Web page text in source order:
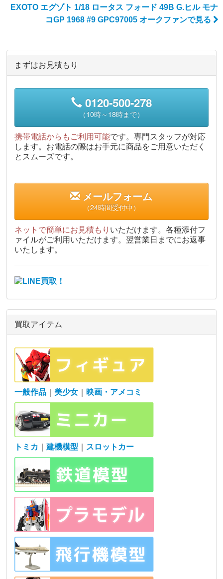
EXOTO エグゾト 1/18 ロータス フォード 49B G.ヒル モナ
コGP 1968 #9 GPC97005 オークファンで見る
まずはお見積もり
0120-500-278
（10時～18時まで）
携帯電話からもご利用可能です。専門スタッフが対応
します。お電話の際はお手元に商品をご用意いただく
とスムーズです。
メールフォーム
（24時間受付中）
ネットで簡単にお見積もり いただけます。各種添付フ
ァイルがご利用いただけます。翌営業日までにお返事
いたします。
買取アイテム
一般作品 美少女 映画・アメコミ
トミカ ｜建機模型 スロットカー